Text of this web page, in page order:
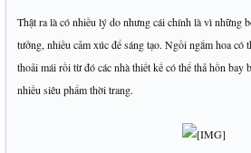
Thật ra là có nhiều lý do nhưng cái chính là vì những
tưởng, nhiều cảm xúc để sáng tạo. Ngồi ngắm hoa có
thoải mái rồi từ đó các nhà thiết kế có thể thả hồn bay
nhiều siêu phẩm thời trang.